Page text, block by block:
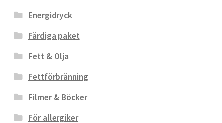
Energidryck
Färdiga paket
Fett & Olja
Fettförbränning
Filmer & Böcker
För allergiker